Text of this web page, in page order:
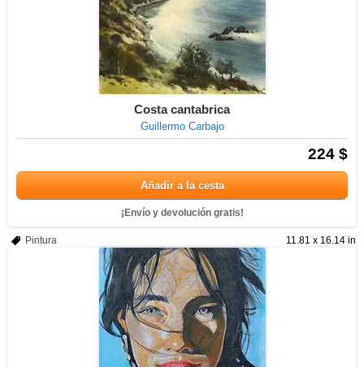
Costa cantabrica
Guillermo Carbajo
224 $
Añadir a la cesta
¡Envío y devolución gratis!
11.81 x 16.14 in
Pintura